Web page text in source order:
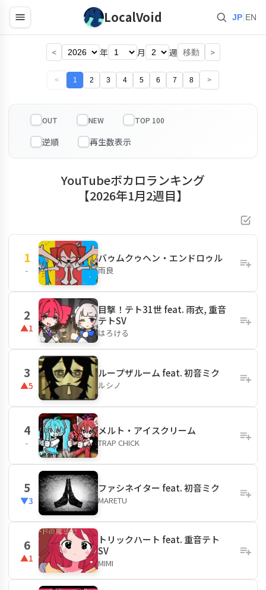
LocalVoid JP EN
< 年 月 週 移動 >
< 1 2 3 4 5 6 7 8 >
OUT NEW TOP 100
YouTubeボカロランキング
【2026年1月2週目】
1
-
バゥムクゥヘン・エンドロゥル
雨良
2
▲1
目撃！テト31世 feat. 雨衣, 重音
テトSV
はろける
3
▲5
ループザルーム feat. 初音ミク
ルシノ
4
-
メルト・アイスクリーム
TRAP CHICK
5
▼3
ファシネイター feat. 初音ミク
MARETU
6
▲1
トリックハート feat. 重音テト
SV
MIMI